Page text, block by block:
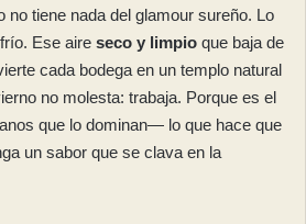
no tiene nada del glamour sureño. Lo
Ese aire seco y limpio que baja de
cada bodega en un templo natural
no molesta: trabaja. Porque es el
que lo dominan— lo que hace que
un sabor que se clava en la